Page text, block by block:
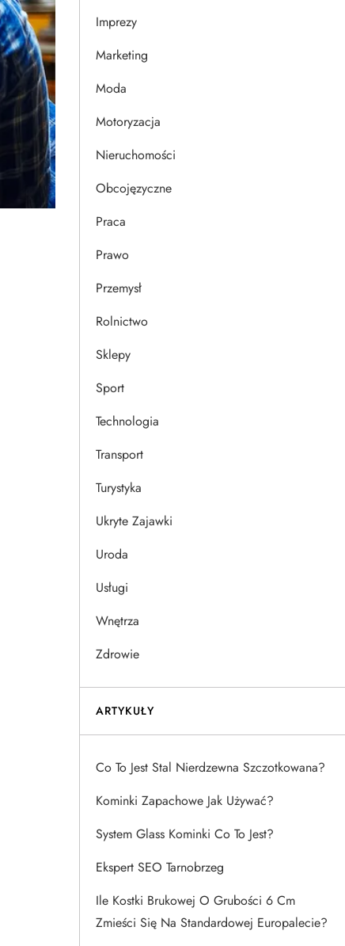
Imprezy
Marketing
Moda
Motoryzacja
Nieruchomości
Obcojęzyczne
Praca
Prawo
Przemysł
Rolnictwo
Sklepy
Sport
Technologia
Transport
Turystyka
Ukryte Zajawki
Uroda
Usługi
Wnętrza
Zdrowie
ARTYKUŁY
Co To Jest Stal Nierdzewna Szczotkowana?
Kominki Zapachowe Jak Używać?
System Glass Kominki Co To Jest?
Ekspert SEO Tarnobrzeg
Ile Kostki Brukowej O Grubości 6 Cm
Zmieści Się Na Standardowej Europalecie?